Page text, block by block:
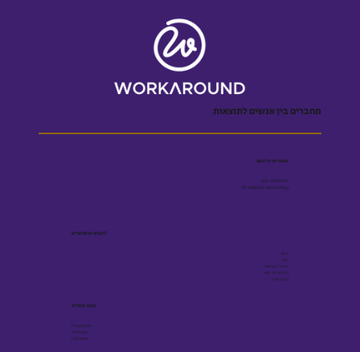
מחברים בין אנשים לתוצאות
שומרים על קשר
055-5001909
Efrat@workaround.blog
לינקים שימושיים
בלוג
ספר
הצהרת נגישות
מדיניות פרטיות
תקנון אתר
עקבו אחרינו
Facebook
Youtube
Linkedin